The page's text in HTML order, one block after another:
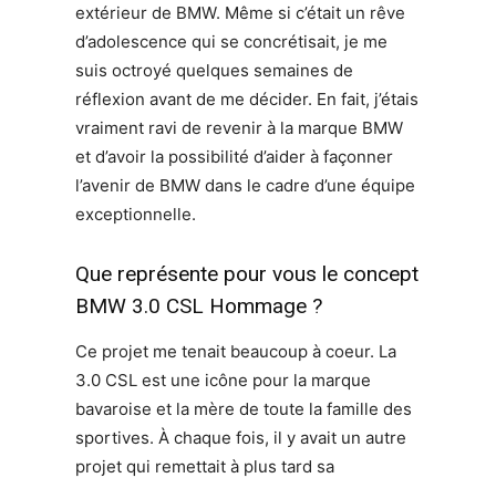
extérieur de BMW. Même si c’était un rêve
d’adolescence qui se concrétisait, je me
suis octroyé quelques semaines de
réflexion avant de me décider. En fait, j’étais
vraiment ravi de revenir à la marque BMW
et d’avoir la possibilité d’aider à façonner
l’avenir de BMW dans le cadre d’une équipe
exceptionnelle.
Que représente pour vous le concept
BMW 3.0 CSL Hommage ?
Ce projet me tenait beaucoup à coeur. La
3.0 CSL est une icône pour la marque
bavaroise et la mère de toute la famille des
sportives. À chaque fois, il y avait un autre
projet qui remettait à plus tard sa